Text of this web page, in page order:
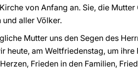
von Anfang an. Sie, die
aller Völker.
Mutter uns den Segen des
heute, am Weltfriedenstag, um ihre
Frieden in den Familien,